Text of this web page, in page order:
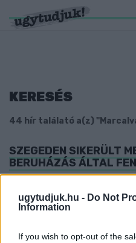
ugytudjuk.hu - Do Not
Information
If you wish to opt-out of the
KERESÉS
44 hír találató a(z)
SZEGEDEN SIKERÜLT
BERUHÁZÁS ÁLTAL
Hathektáros véderdőt vágtak
tiltakozás miatt máshol építik
VÉDELEM ALÁ A